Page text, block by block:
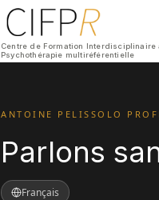
Centre de Formation Interdisciplinaire
Psychothérapie multiréférentielle
ANTOINE PELISSOLO
Parlons
Français